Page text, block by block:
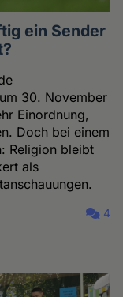
ein Sender
30. November
Einordnung,
Doch bei einem
Religion bleibt
als
4